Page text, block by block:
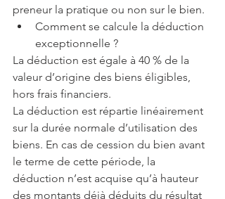
preneur la pratique ou non sur le bien.
Comment se calcule la déduction
exceptionnelle ?
La déduction est égale à 40 % de la
valeur d’origine des biens éligibles,
hors frais financiers.
La déduction est répartie linéairement
sur la durée normale d’utilisation des
biens. En cas de cession du bien avant
le terme de cette période, la
déduction n’est acquise qu’à hauteur
des montants déjà déduits du résultat